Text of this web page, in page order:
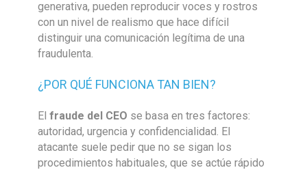
generativa, pueden reproducir voces y rostros
con un nivel de realismo que hace difícil
distinguir una comunicación legítima de una
fraudulenta.
¿POR QUÉ FUNCIONA TAN BIEN?
El fraude del CEO se basa en tres factores:
autoridad, urgencia y confidencialidad. El
atacante suele pedir que no se sigan los
procedimientos habituales, que se actúe rápido